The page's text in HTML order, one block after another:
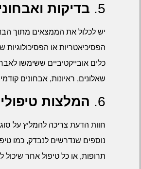
5. בדיקות
יש לכלול את הממצאים מתוך
הפסיכיאטריות או הפסיכולוגיות
כלים אובייקטיביים ששימשו
שאלונים, ראיונות, אבחונים
6. המלצות
חוות הדעת צריכה להמליץ על
נוספים שנדרשים לנבדק, כמו
תרופות, או כל טיפול אחר שיכול